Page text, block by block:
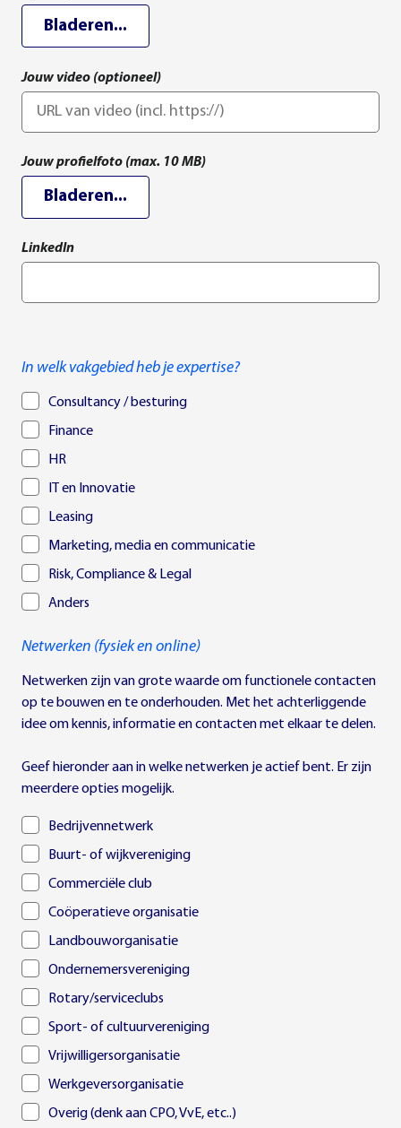
Bladeren...
Jouw video (optioneel)
Jouw profielfoto (max. 10 MB)
Bladeren...
LinkedIn
In welk vakgebied heb je expertise?
Consultancy / besturing
Finance
HR
IT en Innovatie
Leasing
Marketing, media en communicatie
Risk, Compliance & Legal
Anders
Netwerken (fysiek en online)
Netwerken zijn van grote waarde om functionele contacten
op te bouwen en te onderhouden. Met het achterliggende
idee om kennis, informatie en contacten met elkaar te delen.
Geef hieronder aan in welke netwerken je actief bent. Er zijn
meerdere opties mogelijk.
Bedrijvennetwerk
Buurt- of wijkvereniging
Commerciële club
Coöperatieve organisatie
Landbouworganisatie
Ondernemersvereniging
Rotary/serviceclubs
Sport- of cultuurvereniging
Vrijwilligersorganisatie
Werkgeversorganisatie
Overig (denk aan CPO, VvE, etc..)